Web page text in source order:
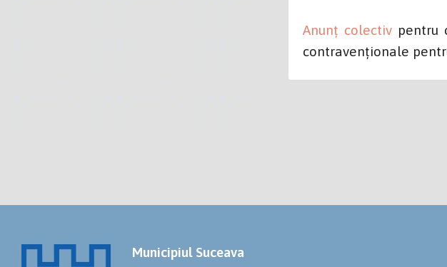
Anunț colectiv pentru
contravenționale
Municipiul Suceava